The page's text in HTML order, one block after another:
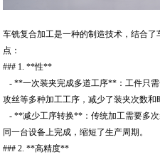
车铣复合加工是一种的制造技术，结合
点：
### 1. **性**
- **一次装夹完成多道工序**：工件只需
攻丝等多种加工工序，减少了装夹次数和
- **减少工序转换**：传统加工需要多
同一台设备上完成，缩短了生产周期。
### 2. **高精度**